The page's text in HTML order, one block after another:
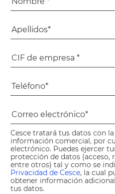
Cesce tratará tus datos con
información comercial, por
electrónico. Puedes ejercer
protección de datos (acceso,
entre otros) tal y como se
Privacidad de Cesce, la cual
obtener información
tus datos.